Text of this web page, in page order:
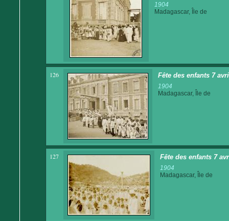
1904
Madagascar, Île de
126 Fête des enfants 7
1904
Madagascar, Île de
127 Fête des enfants 7
1904
Madagascar, Île de